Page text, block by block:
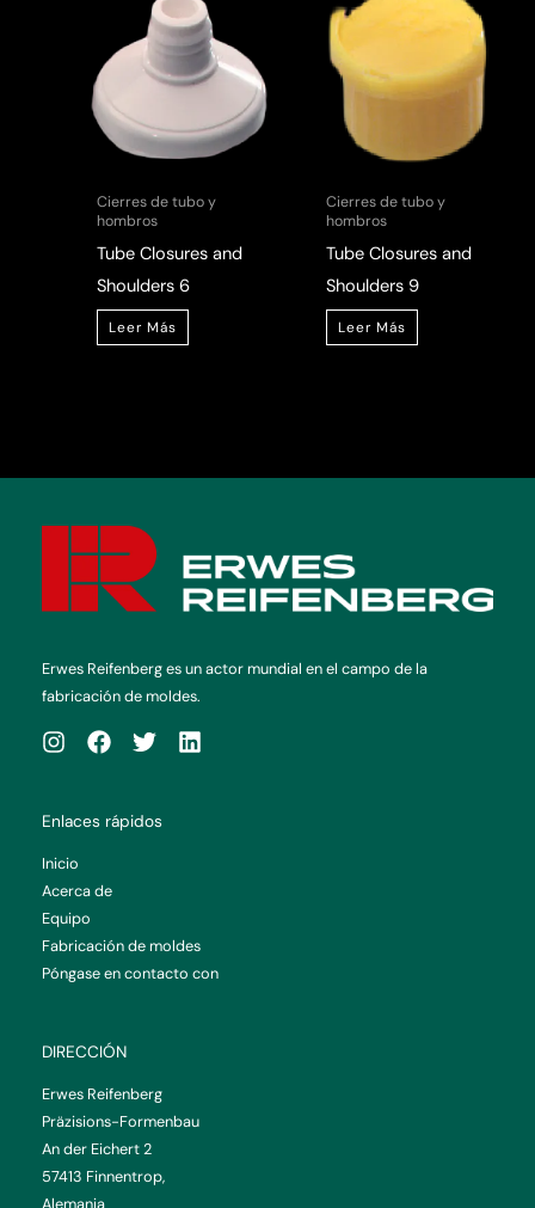
Cierres de tubo y
hombros
Tube Closures and
Shoulders 6
Leer Más
Cierres de tubo y
hombros
Tube Closures and
Shoulders 9
Leer Más
Erwes Reifenberg es un actor mundial en el campo de la
fabricación de moldes.
Enlaces rápidos
Inicio
Acerca de
Equipo
Fabricación de moldes
Póngase en contacto con
DIRECCIÓN
Erwes Reifenberg
Präzisions-Formenbau
An der Eichert 2
57413 Finnentrop,
Alemania